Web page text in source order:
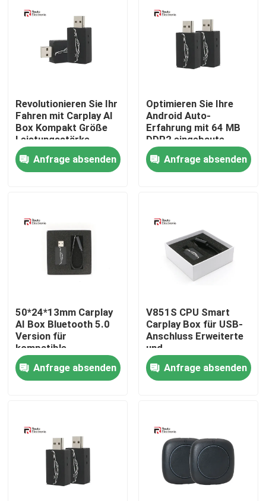
Startseite
Über uns
Fabrik Tour
Qualitätskontrolle
Kontakt
Nachrichten
Referenzen
Revolutionieren Sie Ihr
Fahren mit Carplay AI
Box Kompakt Größe
Leistungsstärke
Anfrage absenden
Optimieren Sie Ihre
Android Auto-
Erfahrung mit 64 MB
DDR2 eingebaute
Smart Carplay Box
Anfrage absenden
50*24*13mm Carplay
AI Box Bluetooth 5.0
Version für
kompatible
Fahrzeugmodelle
Anfrage absenden
V851S CPU Smart
Carplay Box für USB-
Anschluss Erweiterte
und
benutzerfreundliche
Installation
Anfrage absenden